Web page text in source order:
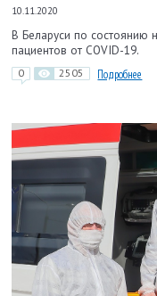
10.11.2020
В Беларуси по состоянию
пациентов от COVID-19.
0 2505 Подробнее